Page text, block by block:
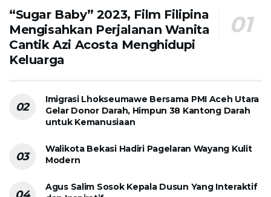
“Sugar Baby” 2023, Film Filipina
Mengisahkan Perjalanan Wanita
Cantik Azi Acosta Menghidupi
Keluarga
Imigrasi Lhokseumawe Bersama PMI Aceh Utara
Gelar Donor Darah, Himpun 38 Kantong Darah
untuk Kemanusiaan
Walikota Bekasi Hadiri Pagelaran Wayang Kulit
Modern
Agus Salim Sosok Kepala Dusun Yang Interaktif